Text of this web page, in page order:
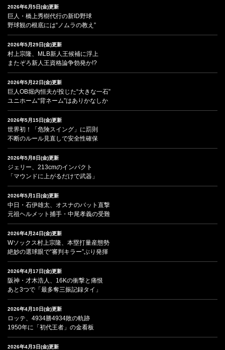
2026年6月5日(金)更新
巨人・橋上秀樹代行の新ID野球
野球観の根底には“ノムラの教え”
2026年5月29日(金)更新
村上宗隆、MLB新人王候補に浮上
またぞろ新人王資格論争勃発か!?
2026年5月22日(金)更新
巨人OB堀内恒夫が投じた“大きな一石”
ユニホーム“背ネーム”はありかなしか
2026年5月15日(金)更新
世界初！「危険スイング」に罰則
不断のルール見直しで安全性確保
2026年5月8日(金)更新
ジェリー、213cmのインパクト
「マウンドに上がるだけで武器」
2026年5月1日(金)更新
中日・石伊雄太、オスナのバット直撃
元祖ヘルメット捕手・中尾孝義の受難
2026年4月24日(金)更新
Wソックス村上宗隆、本塁打量産態勢
絶妙の選球眼で“審判キラー”ぶり発揮
2026年4月17日(金)更新
阪神・才木浩人、16Kの衝撃と痛恨
あと3つで「最多奪三振記録タイ」
2026年4月10日(金)更新
ロッテ、4934勝4934敗の軌跡
1950年に「初代王者」の金看板
2026年4月3日(金)更新